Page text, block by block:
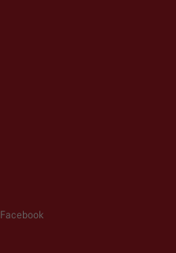
Facebook